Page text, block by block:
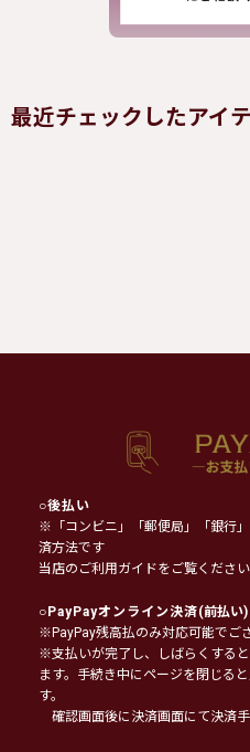
最近チェックしたアイ
○後払い
※「コンビニ」「郵便局」「銀行
済方法です
当店のご利用ガイドをご覧くださ
○PayPayオンライン決済(前払い)
※PayPay残高払のみ対応可能でござ
※支払いが完了し、しばらくする
ます。手続き中にページを閉じる
す。
確認画面後に決済画面にて決済手